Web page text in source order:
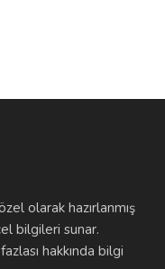
olarak hazırlanmış
bilgileri sunar.
hakkında bilgi